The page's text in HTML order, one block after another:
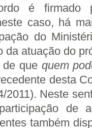
é firmado
caso, há
do
da atuação do
de que quem
desta
2011). Neste
de
também